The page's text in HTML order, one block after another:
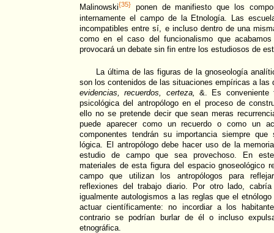
Malinowski{35}
ponen de manifiesto que los
internamente el campo de la Etnología. Las
incompatibles entre sí, e incluso dentro de una
como en el caso del funcionalismo que
provocará un debate sin fin entre los estudiosos de
La última de las figuras de la gnoseología
son los contenidos de las situaciones empíricas a las
evidencias, recuerdos, certeza,
&. Es conveniente
psicológica del antropólogo en el proceso de
ello no se pretende decir que sean meras
puede aparecer como un recuerdo o como un
componentes tendrán su importancia siempre
lógica. El antropólogo debe hacer uso de la
estudio de campo que sea provechoso. En
materiales de esta figura del espacio gnoseológico
campo que utilizan los antropólogos para
reflexiones del trabajo diario. Por otro lado,
igualmente autologismos a las reglas que el
actuar científicamente: no incordiar a los
contrario se podrían burlar de él o incluso
etnográfica.